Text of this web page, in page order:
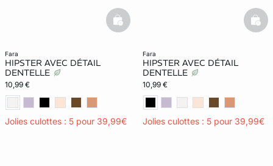
fara
HIPSTER AVEC DÉTAIL
DENTELLE
10,99 €
Jolies culottes : 5 pour 39,99€
basketfull
fara
HIPSTER AVEC DÉTAIL
DENTELLE
10,99 €
Jolies culottes : 5 pour 39,99€